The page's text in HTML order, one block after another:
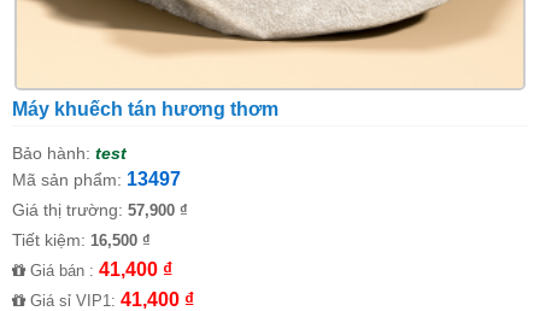
Máy khuếch tán hương thơm
Bảo hành: test
Mã sản phẩm: 13497
Giá thị trường: 57,900 ₫
Tiết kiệm: 16,500 ₫
Giá bán : 41,400 ₫
Giá sỉ VIP1: 41,400 ₫